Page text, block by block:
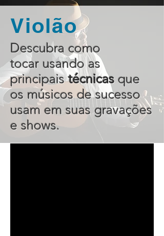
Violão
Descubra como
tocar usando as
principaistécnicas que
os músicos de sucesso
usam em suas gravações
e shows.